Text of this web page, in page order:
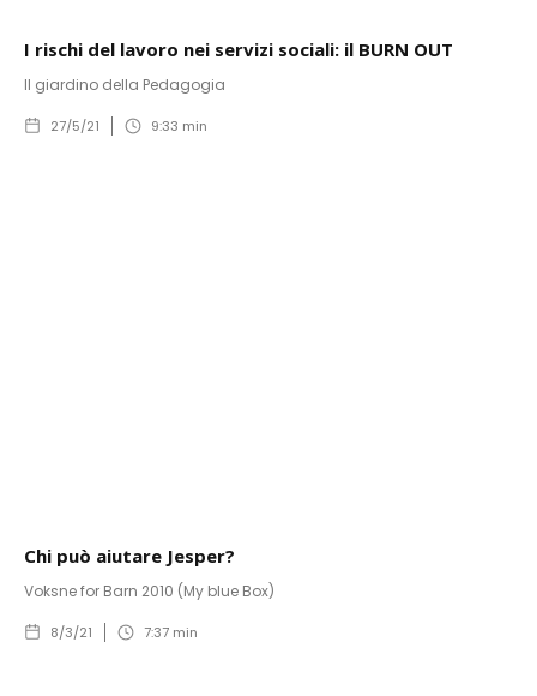
I rischi del lavoro nei servizi sociali: il BURN OUT
Il giardino della Pedagogia
27/5/21 9:33 min
Chi può aiutare Jesper?
Voksne for Barn 2010 (My blue Box)
8/3/21 7:37 min